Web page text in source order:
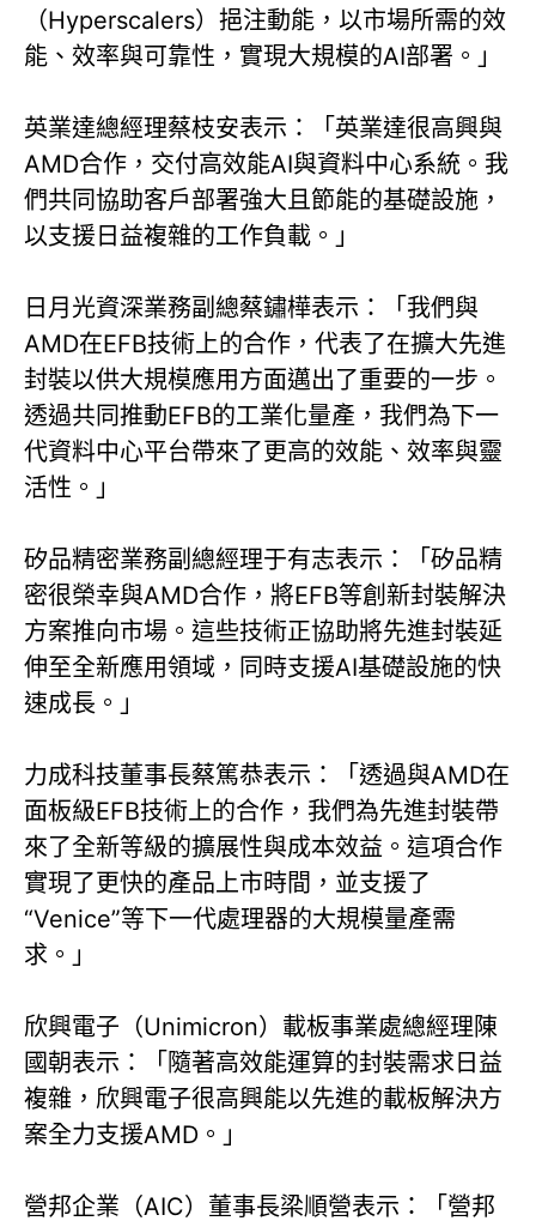
（Hyperscalers）挹注動能，以市場所需的效
能、效率與可靠性，實現大規模的AI部署。」
英業達總經理蔡枝安表示：「英業達很高興與
AMD合作，交付高效能AI與資料中心系統。我
們共同協助客戶部署強大且節能的基礎設施，
以支援日益複雜的工作負載。」
日月光資深業務副總蔡鏽樺表示：「我們與
AMD在EFB技術上的合作，代表了在擴大先進
封裝以供大規模應用方面邁出了重要的一步。
透過共同推動EFB的工業化量產，我們為下一
代資料中心平台帶來了更高的效能、效率與靈
活性。」
矽品精密業務副總經理于有志表示：「矽品精
密很榮幸與AMD合作，將EFB等創新封裝解決
方案推向市場。這些技術正協助將先進封裝延
伸至全新應用領域，同時支援AI基礎設施的快
速成長。」
力成科技董事長蔡篤恭表示：「透過與AMD在
面板級EFB技術上的合作，我們為先進封裝帶
來了全新等級的擴展性與成本效益。這項合作
實現了更快的產品上市時間，並支援了
“Venice”等下一代處理器的大規模量產需
求。」
欣興電子（Unimicron）載板事業處總經理陳
國朝表示：「隨著高效能運算的封裝需求日益
複雜，欣興電子很高興能以先進的載板解決方
案全力支援AMD。」
營邦企業（AIC）董事長梁順營表示：「營邦